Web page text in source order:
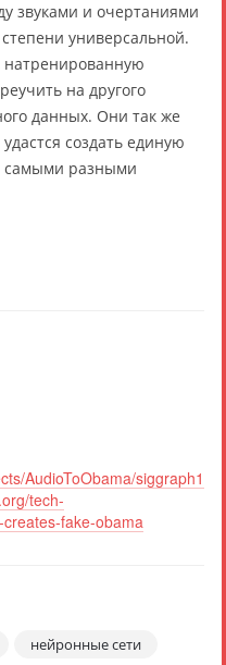
звуками и очертаниями
универсальной.
натренированную
на другого
данных. Они так же
создать единую
самыми разными
AudioToObama/siggraph1
tech-
fake-obama
нейронные сети